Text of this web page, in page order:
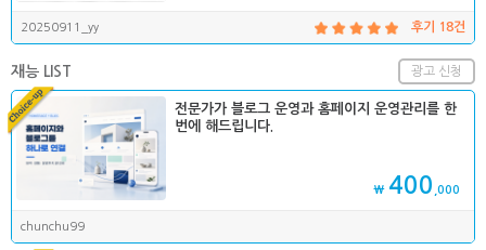
20250911_yy 후기 18건
광고 신청
재능 LIST
전문가가 블로그 운영과 홈페이지 운영관리를 한
번에 해드립니다.
₩ 400 ,000
chunchu99